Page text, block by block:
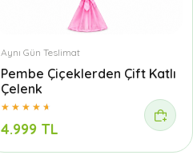
Aynı Gün Teslimat
Pembe Çiçeklerden Çift Katlı
Çelenk
4.999 TL